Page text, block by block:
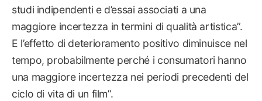
studi indipendenti e d’essai associati a una
maggiore incertezza in termini di qualità artistica”.
E l’effetto di deterioramento positivo diminuisce nel
tempo, probabilmente perché i consumatori hanno
una maggiore incertezza nei periodi precedenti del
ciclo di vita di un film”.